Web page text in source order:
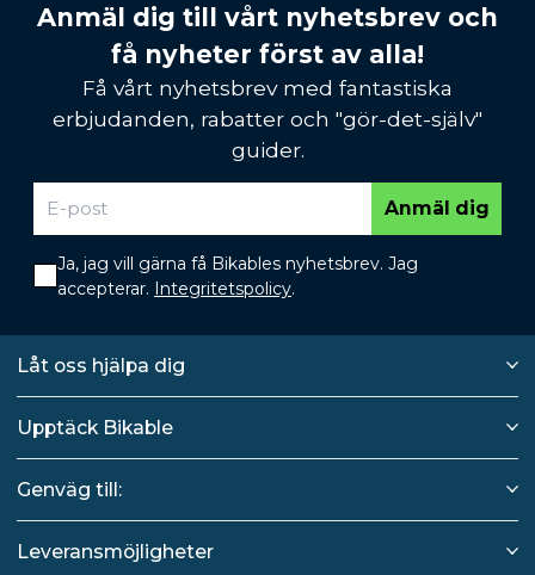
Anmäl dig till vårt nyhetsbrev och
få nyheter först av alla!
Få vårt nyhetsbrev med fantastiska
erbjudanden, rabatter och "gör-det-själv"
guider.
Anmäl dig
Ja, jag vill gärna få Bikables nyhetsbrev. Jag
accepterar. Integritetspolicy.
Låt oss hjälpa dig
Upptäck Bikable
Genväg till:
Leveransmöjligheter